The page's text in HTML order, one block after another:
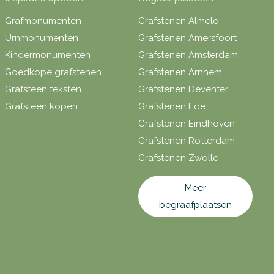
Grafmonumenten
Urnmonumenten
Kindermonumenten
Goedkope grafstenen
Grafsteen teksten
Grafsteen kopen
Grafstenen Almelo
Grafstenen Amersfoort
Grafstenen Amsterdam
Grafstenen Arnhem
Grafstenen Deventer
Grafstenen Ede
Grafstenen Eindhoven
Grafstenen Rotterdam
Grafstenen Zwolle
Meer
begraafplaatsen